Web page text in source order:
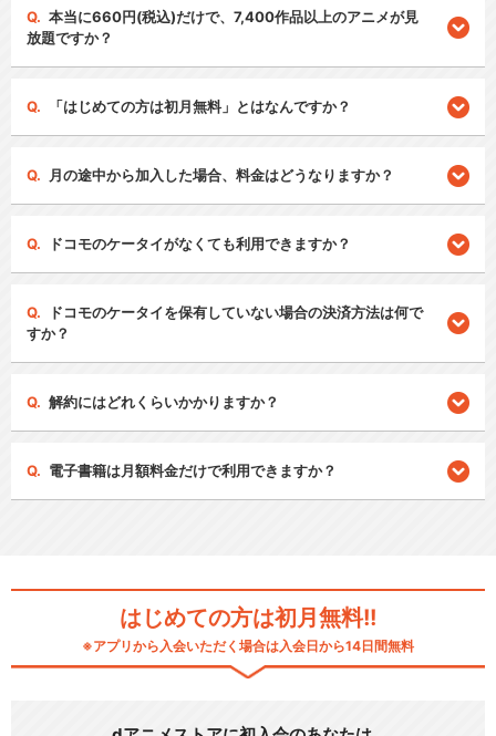
本当に660円(税込)だけで、7,400作品以上のアニメが見
放題ですか？
「はじめての方は初月無料」とはなんですか？
月の途中から加入した場合、料金はどうなりますか？
ドコモのケータイがなくても利用できますか？
ドコモのケータイを保有していない場合の決済方法は何で
すか？
解約にはどれくらいかかりますか？
電子書籍は月額料金だけで利用できますか？
はじめての方は初月無料!!
※アプリから入会いただく場合は入会日から14日間無料